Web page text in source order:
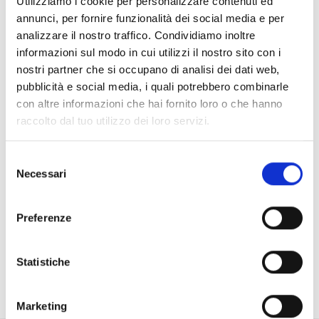
annunci, per fornire funzionalità dei social media e per
analizzare il nostro traffico. Condividiamo inoltre
informazioni sul modo in cui utilizzi il nostro sito con i
nostri partner che si occupano di analisi dei dati web,
pubblicità e social media, i quali potrebbero combinarle
con altre informazioni che hai fornito loro o che hanno
raccolto dal tuo utilizzo dei loro servizi.
delNecessari
Preferenze
Statistiche
Marketing
info@latsch.it
www.latsch-martell.it
T+39 0473 623109
torna alla lista
IL CONTENUTO VI È STATO UTILE?
Sì
MOSTRA SULLA CARTINA WEITERE KIRCHEN
& KLÖSTER IM VINSCHGAU